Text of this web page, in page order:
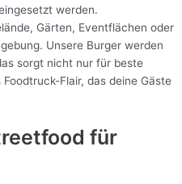
werden.
Gärten, Eventflächen oder
Unsere Burger werden
sorgt nicht nur für beste
Flair, das deine Gäste
für